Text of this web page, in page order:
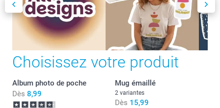
Choisissez votre produit
Album photo de poche
Dès 8,99
Mug émaillé
2 variantes
Dès 15,99